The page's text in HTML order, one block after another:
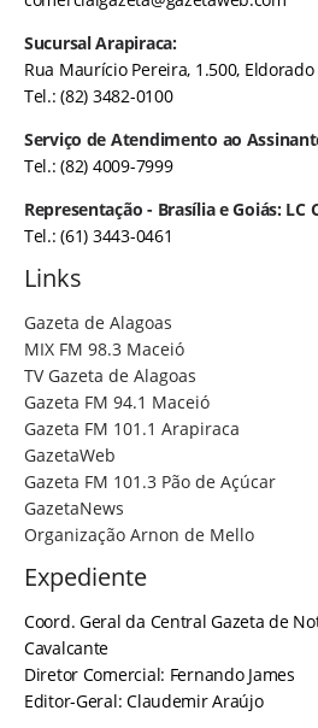
Sucursal Arapiraca:
Rua Maurício Pereira, 1.500, Eldorado
Tel.: (82) 3482-0100
Serviço de Atendimento ao
Tel.: (82) 4009-7999
Representação - Brasília e Goiás: LC
Tel.: (61) 3443-0461
Links
Gazeta de Alagoas
MIX FM 98.3 Maceió
TV Gazeta de Alagoas
Gazeta FM 94.1 Maceió
Gazeta FM 101.1 Arapiraca
GazetaWeb
Gazeta FM 101.3 Pão de Açúcar
GazetaNews
Organização Arnon de Mello
Expediente
Coord. Geral da Central Gazeta de
Cavalcante
Diretor Comercial: Fernando James
Editor-Geral: Claudemir Araújo